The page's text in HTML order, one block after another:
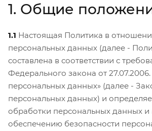
1. Общие
1.1 Настоящая Политика в
персональных данных (далее -
составлена в соответствии с
Федерального закона от
персональных данных» (далее -
персональных данных) и
обработки персональных данных
обеспечению безопасности